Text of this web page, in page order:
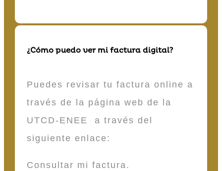
¿Cómo puedo ver mi factura digital?
Puedes revisar tu factura online a
través de la página web de la
UTCD-ENEE a través del
siguiente enlace:
Consultar mi factura.